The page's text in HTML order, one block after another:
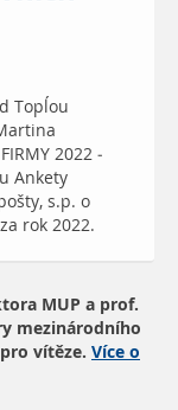
Topĺou
2022 -
Ankety
s.p. o
rok 2022.
MUP a prof.
mezinárodního
vítěze. Více o